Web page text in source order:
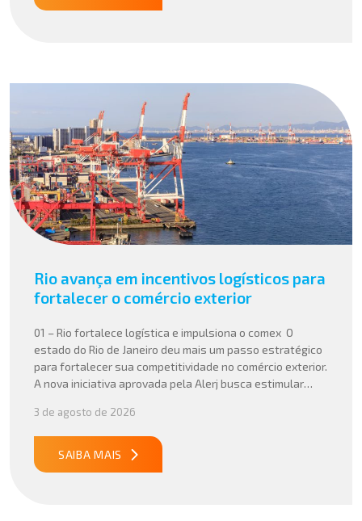
Rio avança em incentivos logísticos para
fortalecer o comércio exterior
01 – Rio fortalece logística e impulsiona o comex O
estado do Rio de Janeiro deu mais um passo estratégico
para fortalecer sua competitividade no comércio exterior.
A nova iniciativa aprovada pela Alerj busca estimular
para empresas que atuam com importação e exportação,
especialmente em setores que […]
3 de agosto de 2026
SAIBA MAIS